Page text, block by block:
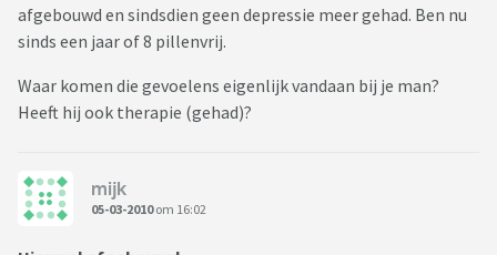
afgebouwd en sindsdien geen depressie meer gehad. Ben nu
sinds een jaar of 8 pillenvrij.
Waar komen die gevoelens eigenlijk vandaan bij je man?
Heeft hij ook therapie (gehad)?
mijk
05-03-2010om 16:02